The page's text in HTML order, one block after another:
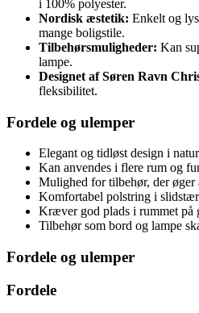
i 100% polyester.
Nordisk æstetik: Enkelt og
mange boligstile.
Tilbehørsmuligheder: Kan
lampe.
Designet af Søren Ravn
fleksibilitet.
Fordele og ulemper
Elegant og tidløst design i
Kan anvendes i flere rum og
Mulighed for tilbehør, der øger
Komfortabel polstring i
Kræver god plads i rummet på
Tilbehør som bord og lampe
Fordele og ulemper
Fordele